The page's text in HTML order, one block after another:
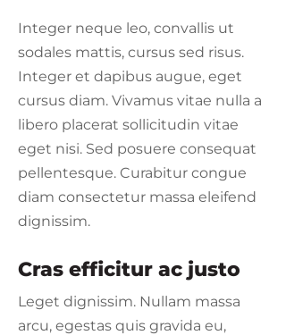
Integer neque leo, convallis ut
sodales mattis, cursus sed risus.
Integer et dapibus augue, eget
cursus diam. Vivamus vitae nulla a
libero placerat sollicitudin vitae
eget nisi. Sed posuere consequat
pellentesque. Curabitur congue
diam consectetur massa eleifend
dignissim.
Cras efficitur ac justo
Leget dignissim. Nullam massa
arcu, egestas quis gravida eu,